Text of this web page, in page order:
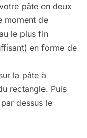
pâte en deux
moment de
le plus fin
en forme de
la pâte à
rectangle. Puis
dessus le